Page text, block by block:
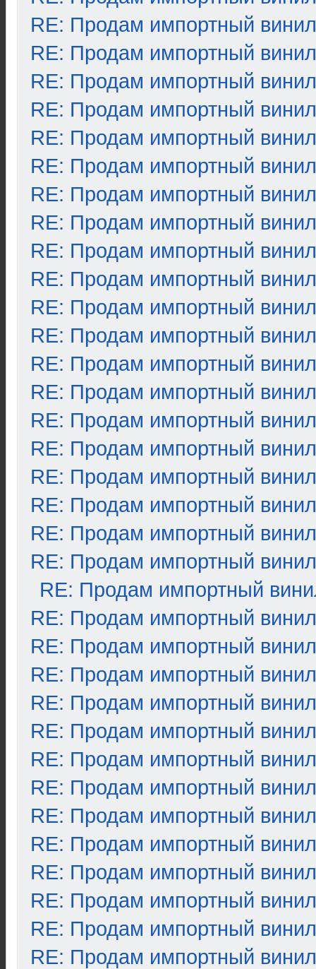
RE: Продам импортный винил
RE: Продам импортный винил
RE: Продам импортный винил
RE: Продам импортный винил
RE: Продам импортный винил
RE: Продам импортный винил
RE: Продам импортный винил
RE: Продам импортный винил
RE: Продам импортный винил
RE: Продам импортный винил
RE: Продам импортный винил
RE: Продам импортный винил
RE: Продам импортный винил
RE: Продам импортный винил
RE: Продам импортный винил
RE: Продам импортный винил
RE: Продам импортный винил
RE: Продам импортный винил
RE: Продам импортный винил
RE: Продам импортный винил
RE: Продам импортный
RE: Продам импортный винил
RE: Продам импортный винил
RE: Продам импортный винил
RE: Продам импортный винил
RE: Продам импортный винил
RE: Продам импортный винил
RE: Продам импортный винил
RE: Продам импортный винил
RE: Продам импортный винил
RE: Продам импортный винил
RE: Продам импортный винил
RE: Продам импортный винил
RE: Продам импортный винил